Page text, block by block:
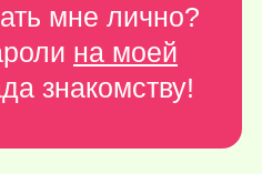
мне лично?
на моей
знакомству!